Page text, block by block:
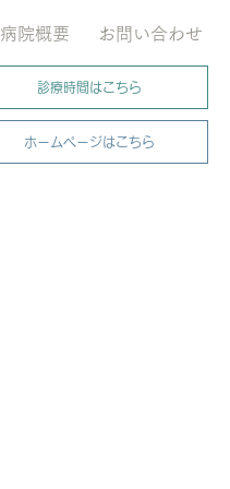
診療時間はこちら
ホームページはこちら
病院概要 お問い合わせ